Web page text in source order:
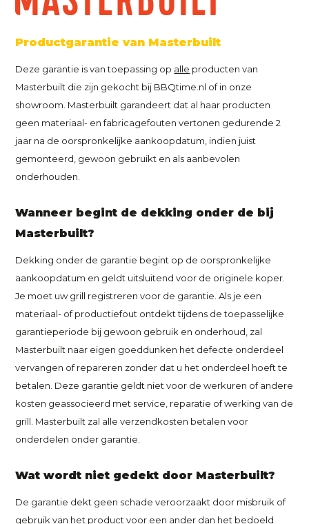
Productgarantie van Masterbuilt
Deze garantie is van toepassing op alle producten van
Masterbuilt die zijn gekocht bij BBQtime.nl of in onze
showroom. Masterbuilt garandeert dat al haar producten
geen materiaal- en fabricagefouten vertonen gedurende 2
jaar na de oorspronkelijke aankoopdatum, indien juist
gemonteerd, gewoon gebruikt en als aanbevolen
onderhouden.
Wanneer begint de dekking onder de bij
Masterbuilt?
Dekking onder de garantie begint op de oorspronkelijke
aankoopdatum en geldt uitsluitend voor de originele koper.
Je moet uw grill registreren voor de garantie. Als je een
materiaal- of productiefout ontdekt tijdens de toepasselijke
garantieperiode bij gewoon gebruik en onderhoud, zal
Masterbuilt naar eigen goeddunken het defecte onderdeel
vervangen of repareren zonder dat u het onderdeel hoeft te
betalen. Deze garantie geldt niet voor de werkuren of andere
kosten geassocieerd met service, reparatie of werking van de
grill. Masterbuilt zal alle verzendkosten betalen voor
onderdelen onder garantie.
Wat wordt niet gedekt door Masterbuilt?
De garantie dekt geen schade veroorzaakt door misbruik of
gebruik van het product voor een ander dan het bedoeld